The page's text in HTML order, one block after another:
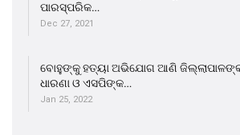
ପାରସ୍ପରିକ…
Dec 27, 2021
ବୋହୁଙ୍କୁ ହତ୍ୟା ଅଭିଯୋଗ ଆଣି ଜିଲ୍ଲାପାଳଙ୍କ
ଧାରଣା ଓ ଏସପିଙ୍କ…
Jan 25, 2022